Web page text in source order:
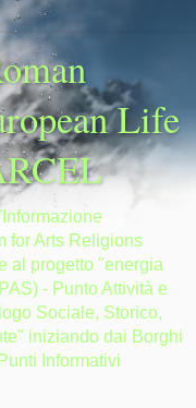
Life
for Arts Religions
al progetto "energia
- Punto Attività e
Sociale, Storico,
iniziando dai Borghi
Informativi